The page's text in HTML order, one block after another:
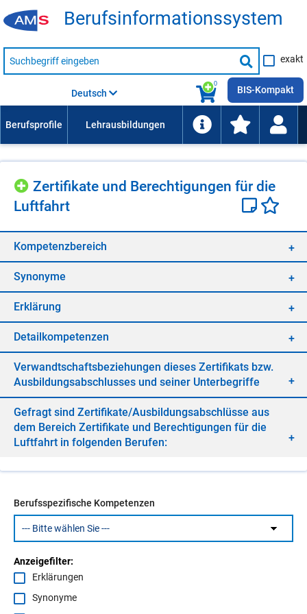
Be­rufs­in­for­ma­ti­ons­sys­tem
Suche
nach
Suche
starten
exakt
0
Deutsch BIS-Kompakt
Zer­ti­fi­ka­te und Be­rech­ti­gun­gen für die
Luft­fahrt
Kom­pe­tenz­be­reich
Syn­ony­me
Er­klä­rung
De­tail­kom­pe­ten­zen
Ver­wandt­schafts­be­zie­hun­gen die­ses Zer­ti­fi­kats bzw.
Aus­bil­dungs­ab­schlus­ses und sei­ner Un­ter­be­grif­fe
Ge­fragt sind Zer­ti­fi­ka­te/​Aus­bil­dungs­ab­schlüs­se aus
dem Be­reich Zer­ti­fi­ka­te und Be­rech­ti­gun­gen für die
Luft­fahrt in fol­gen­den Be­ru­fen:
Berufsspezifische Kompetenzen
Anzeigefilter:
Erklärungen
Synonyme